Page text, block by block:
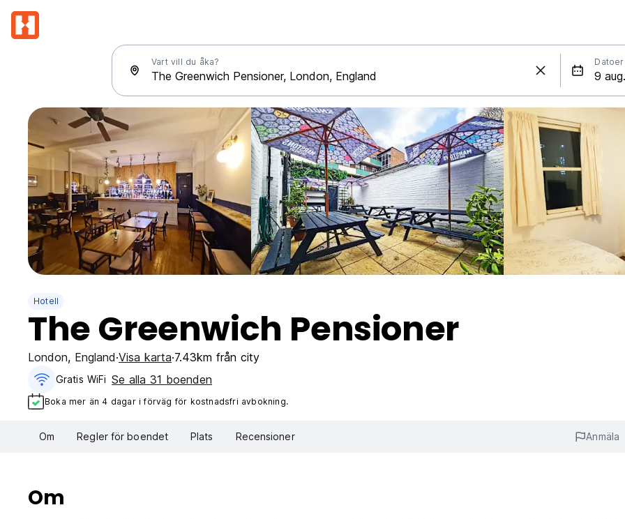
Vart vill du åka? Datoer
Hotell
The Greenwich Pensioner
London, England Visa karta 7.43km från city
Gratis WiFi Se alla 31 boenden
Boka mer än 4 dagar i förväg för kostnadsfri avbokning.
Om Regler för boendet Plats Recensioner Anmäla
Om